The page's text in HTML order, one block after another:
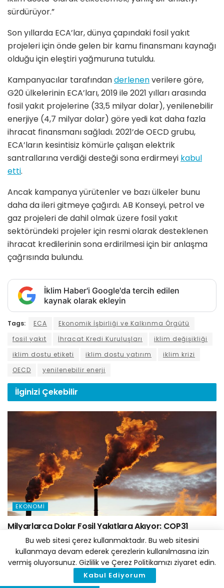
sürdürüyor.”
Son yıllarda ECA’lar, dünya çapındaki fosil yakıt
projeleri için önde gelen bir kamu finansmanı kaynağı
olduğu için eleştiri yağmuruna tutuldu.
Kampanyacılar tarafındanderlenenverilere göre,
G20 ülkelerinin ECA’ları, 2019 ile 2021 yılları arasında
fosil yakıt projelerine (33,5 milyar dolar), yenilenebilir
enerjiye (4,7 milyar dolar) göre yedi kat daha fazla
ihracat finansmanı sağladı. 2021’de OECD grubu,
ECA’ların kesintisiz kömürle çalışan elektrik
santrallarına verdiği desteği sona erdirmeyi kabul
etti.
Ancak kampanya yürütenler ve bazı ülkeler bunu
daha da ileri gitmeye çağırdı. AB Konseyi, petrol ve
gaz projeleri de dahil olmak üzere fosil yakıt
sektöründeki projeler için resmi olarak desteklenen
ihracat kredilerinin sona erdirilmesi için bir anlaşma
çağrısında bulundu.
İklim Haber'i Google'da tercih edilen
kaynak olarak ekleyin
Tags: ECA
Ekonomik İşbirliği ve Kalkınma Örgütü
fosil yakıt
İhracat Kredi Kuruluşları
iklim değişikliği
iklim dostu etiketi
iklim dostu yatırım
iklim krizi
OECD
yenilenebilir enerji
İlginizi Çekebilir
EKONOMI
Milyarlarca Dolar Fosil Yakıtlara Akıyor: COP31
Öncesi Avustralya ve Türkiye Mercek Altında
6 AĞUSTOS 2026
Bu web sitesi çerez kullanmaktadır. Bu web sitesini
kullanmaya devam ederek çerezlerin kullanılmasına izin
vermiş oluyorsunuz. Gizlilik ve Çerez Politikamızı ziyaret edin.
Kabul Ediyorum